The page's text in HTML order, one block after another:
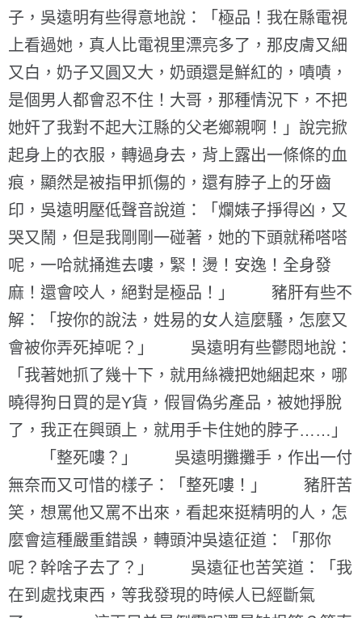
子，吳遠明有些得意地說：「極品！我在縣電視
上看過她，真人比電視里漂亮多了，那皮膚又細
又白，奶子又圓又大，奶頭還是鮮紅的，嘖嘖，
是個男人都會忍不住！大哥，那種情況下，不把
她奸了我對不起大江縣的父老鄉親啊！」說完掀
起身上的衣服，轉過身去，背上露出一條條的血
痕，顯然是被指甲抓傷的，還有脖子上的牙齒
印，吳遠明壓低聲音說道：「爛婊子掙得凶，又
哭又鬧，但是我剛剛一碰著，她的下頭就稀嗒嗒
呢，一哈就捅進去嘍，緊！燙！安逸！全身發
麻！還會咬人，絕對是極品！」 豬肝有些不
解：「按你的說法，姓易的女人這麼騷，怎麼又
會被你弄死掉呢？」 吳遠明有些鬱悶地說：
「我著她抓了幾十下，就用絲襪把她綑起來，哪
曉得狗日買的是Y貨，假冒偽劣產品，被她掙脫
了，我正在興頭上，就用手卡住她的脖子……」
「整死嘍？」 吳遠明攤攤手，作出一付
無奈而又可惜的樣子：「整死嘍！」 豬肝苦
笑，想罵他又罵不出來，看起來挺精明的人，怎
麼會這種嚴重錯誤，轉頭沖吳遠征道：「那你
呢？幹啥子去了？」 吳遠征也苦笑道：「我
在到處找東西，等我發現的時候人已經斷氣